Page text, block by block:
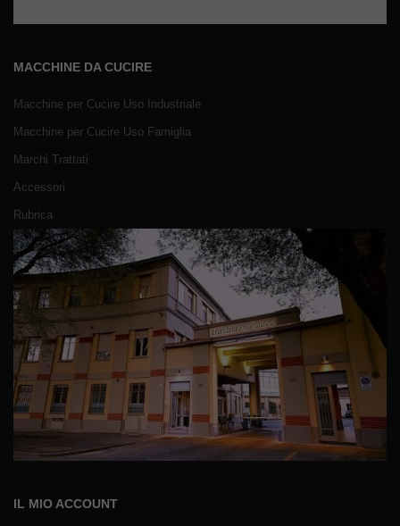
MACCHINE DA CUCIRE
Macchine per Cucire Uso Industriale
Macchine per Cucire Uso Famiglia
Marchi Trattati
Accessori
Rubrica
IL MIO ACCOUNT